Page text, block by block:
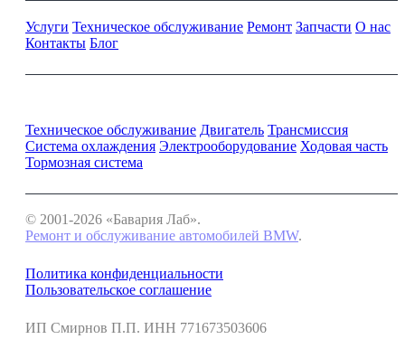
Услуги Техническое обслуживание Ремонт Запчасти О нас
Контакты Блог
Техническое обслуживание Двигатель Трансмиссия
Система охлаждения Электрооборудование Ходовая часть
Тормозная система
© 2001-2026 «Бавария Лаб».
Ремонт и обслуживание автомобилей BMW.
Политика конфиденциальности
Пользовательское соглашение
ИП Смирнов П.П. ИНН 771673503606